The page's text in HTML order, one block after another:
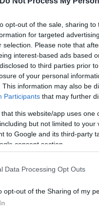
opt-out of the sale, sharing
for targeted
selection. Please note that
interest-based ads based
to third parties prior
of your personal
This information may also be
Participants that may further
that this website/app uses
but not limited to
to Google and its third-party
consent section.
Data Processing Opt Outs
opt-out of the Sharing of my
τον
στοιχεία της